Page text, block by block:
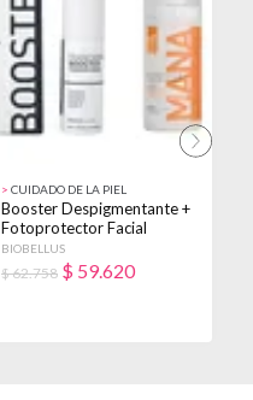
> CUIDADO DE LA PIEL
Booster Despigmentante +
Fotoprotector Facial
Biobellus Acneica
Día/noche
BIOBELLUS
$ 62.758 $ 59.620